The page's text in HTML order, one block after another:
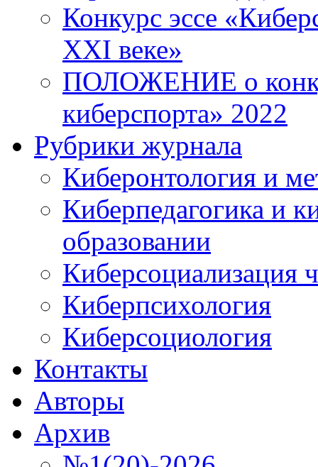
Конкурс эссе
XXI веке»
ПОЛОЖЕНИЕ о
киберспорта» 2022
Рубрики журнала
Киберонтология и
Киберпедагогика и
образовании
Киберсоциализация
Киберпсихология
Киберсоциология
Контакты
Авторы
Архив